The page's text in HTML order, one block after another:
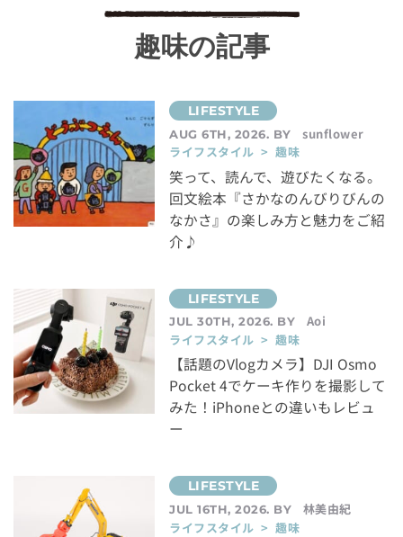
趣味の記事
AUG 6TH, 2026. BY
sunflower
ライフスタイル > 趣味
笑って、読んで、遊びたくなる。
回文絵本『さかなのんびりびんの
なかさ』の楽しみ方と魅力をご紹
介♪
JUL 30TH, 2026. BY
Aoi
ライフスタイル > 趣味
【話題のVlogカメラ】DJI Osmo
Pocket 4でケーキ作りを撮影して
みた！iPhoneとの違いもレビュ
ー
JUL 16TH, 2026. BY
林美由紀
ライフスタイル > 趣味